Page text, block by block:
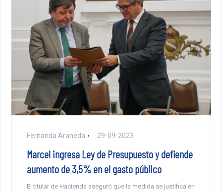
Fernanda Araneda 29-09-2023
Marcel ingresa Ley de Presupuesto y defiende
aumento de 3,5% en el gasto público
El titular de Hacienda aseguró que la medida se justifica en